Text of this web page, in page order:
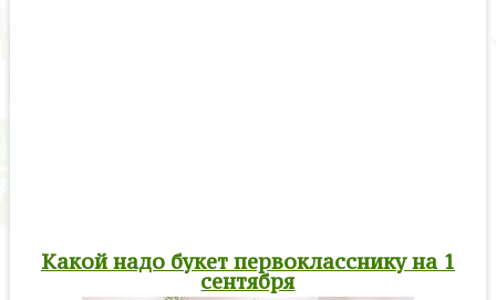
Какой надо букет первокласснику на 1
сентября